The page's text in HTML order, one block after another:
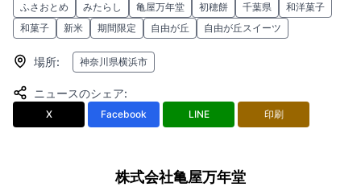
ふさおとめ みたらし 亀屋万年堂 初穂餅 千葉県
和洋菓子
和菓子
新米 期間限定 自由が丘 自由が丘スイーツ
場所: 神奈川県横浜市
ニュースのシェア:
X Facebook LINE 印刷
株式会社亀屋万年堂